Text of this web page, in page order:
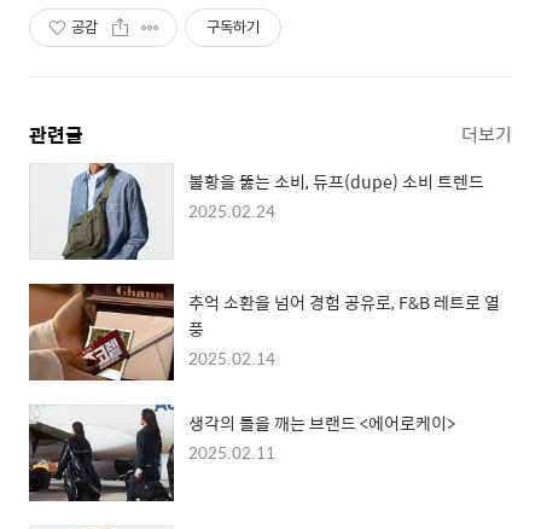
공감 구독하기
관련글 더보기
불황을 뚫는 소비, 듀프(dupe) 소비 트렌드
2025.02.24
추억 소환을 넘어 경험 공유로, F&B 레트로 열
풍
2025.02.14
생각의 틀을 깨는 브랜드 <에어로케이>
2025.02.11